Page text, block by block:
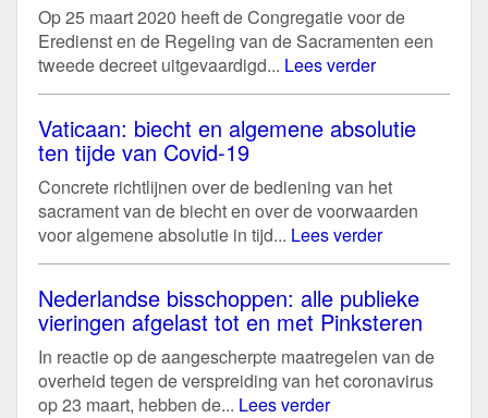
Op 25 maart 2020 heeft de Congregatie voor de
Eredienst en de Regeling van de Sacramenten een
tweede decreet uitgevaardigd... Lees verder
Vaticaan: biecht en algemene absolutie
ten tijde van Covid-19
Concrete richtlijnen over de bediening van het
sacrament van de biecht en over de voorwaarden
voor algemene absolutie in tijd... Lees verder
Nederlandse bisschoppen: alle publieke
vieringen afgelast tot en met Pinksteren
In reactie op de aangescherpte maatregelen van de
overheid tegen de verspreiding van het coronavirus
op 23 maart, hebben de... Lees verder